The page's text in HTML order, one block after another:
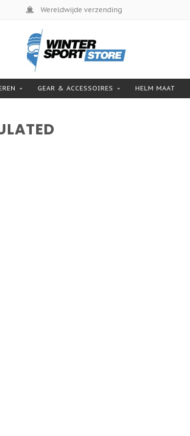
Wereldwijde verzending
GEAR & ACCESSOIRES HELM MAAT